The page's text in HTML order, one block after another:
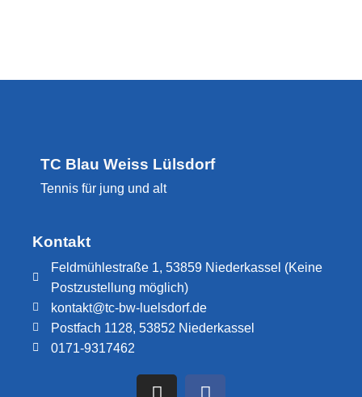
TC Blau Weiss Lülsdorf
Tennis für jung und alt
Kontakt
Feldmühlestraße 1, 53859 Niederkassel (Keine
Postzustellung möglich)
kontakt@tc-bw-luelsdorf.de
Postfach 1128, 53852 Niederkassel
0171-9317462​